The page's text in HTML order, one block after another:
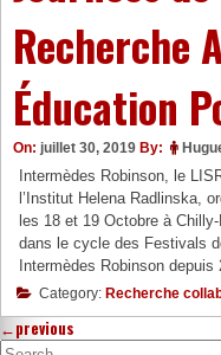
Recherche
Éducation
On: juillet 30, 2019 By:
Intermèdes Robinson, le
l’Institut Helena Radlinska,
les 18 et 19 Octobre à
dans le cycle des Festivals
Intermèdes Robinson
Category: Recherche
←previous
Search